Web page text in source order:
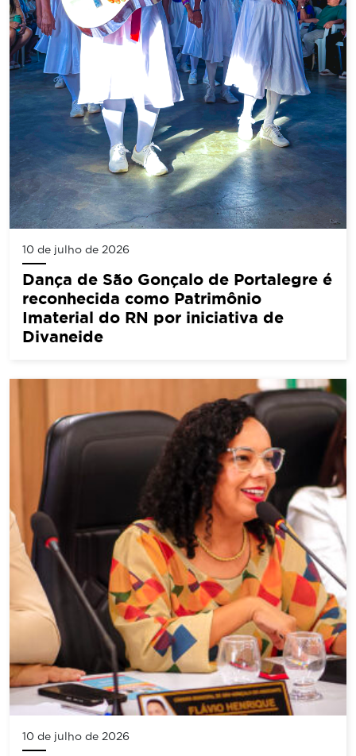
10 de julho de 2026
Dança de São Gonçalo de Portalegre é
reconhecida como Patrimônio
Imaterial do RN por iniciativa de
Divaneide
10 de julho de 2026